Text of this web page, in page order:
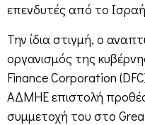
επενδυτές από το
Την ίδια στιγμή, ο
οργανισμός της
Finance Corporation
ΑΔΜΗΕ επιστολή
συμμετοχή του στο